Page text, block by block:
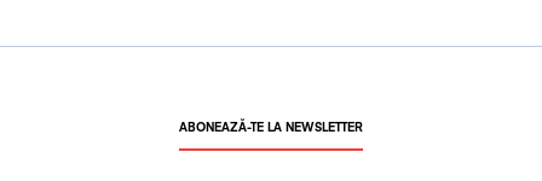
ABONEAZĂ-TE LA NEWSLETTER